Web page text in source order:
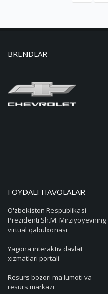
BRENDLAR
FOYDALI HAVOLALAR
O'zbekiston Respublikasi
Prezidenti Sh.M. Mirziyoyevning
virtual qabulxonasi
Yagona interaktiv davlat
xizmatlari portali
Resurs bozori ma'lumoti va
resurs markazi